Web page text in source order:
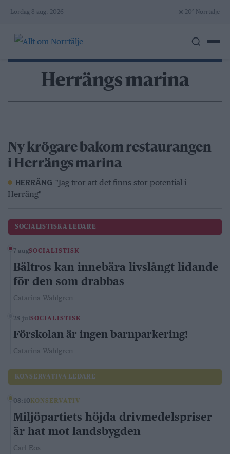
Skip
content
Lördag 8 aug. 2026 ☀️20° Norrtälje
Herrängs marina
Ny krögare bakom restaurangen
i Herrängs marina
HERRÄNG "Jag tror att det finns stor potential i
Herräng"
SOCIALISTISKA LEDARE
7 augSOCIALISTISK
Bältros kan innebära livslångt lidande
för den som drabbas
Catarina Wahlgren
28 julSOCIALISTISK
Förskolan är ingen barnparkering!
Catarina Wahlgren
KONSERVATIVA LEDARE
08:10 KONSERVATIV
Miljöpartiets höjda drivmedelspriser
är hat mot landsbygden
Carl Eos